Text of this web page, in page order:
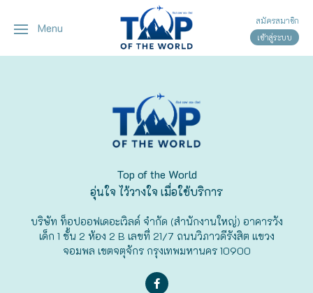
Menu
สมัครสมาชิก
เข้าสู่ระบบ
Top of the World
อุ่นใจ ไว้วางใจ เมื่อใช้บริการ
บริษัท ท็อปออฟเดอะเวิลด์ จำกัด (สำนักงานใหญ่) อาคารวัง
เด็ก 1 ชั้น 2 ห้อง 2 B เลขที่ 21/7 ถนนวิภาวดีรังสิต แขวง
จอมพล เขตจตุจักร กรุงเทพมหานคร 10900
ญี่ปุ่นทัวร์ญี่ปุ่น
ซัปโปโร
ทัวร์เวียดนาม